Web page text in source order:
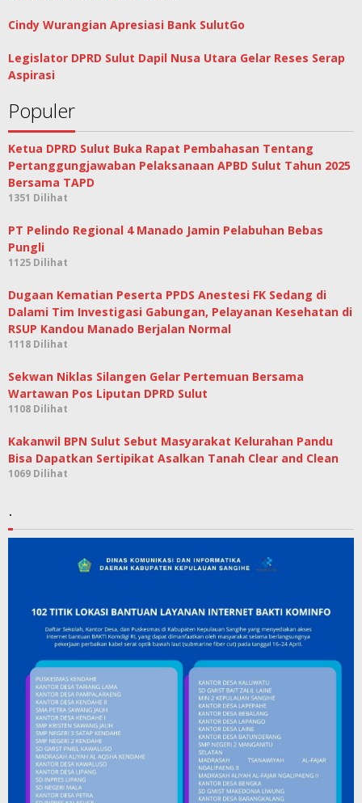
Cindy Wurangian Apresiasi Bank SulutGo
Legislator DPRD Sulut Dapil Nusa Utara Gelar Reses Serap
Aspirasi
Populer
Ketua DPRD Sulut Buka Rapat Pembahasan Tentang
Pertanggungjawaban Pelaksanaan APBD Sulut Tahun 2025
Bersama TAPD
1351 Dilihat
PT Pelindo Regional 4 Manado Jamin Pelabuhan Bebas
Pungli
1125 Dilihat
Dugaan Kematian Peserta PPDS Anestesi FK Sedang di
Dalami Tim Investigasi Gabungan, Pelayanan Kesehatan di
RSUP Kandou Manado Berjalan Normal
1118 Dilihat
Sekwan Niklas Silangen Gelar Pertemuan Bersama
Wartawan Pos Liputan DPRD Sulut
1108 Dilihat
Kakanwil BPN Sulut Sebut Masyarakat Kelurahan Pandu
Bisa Dapatkan Sertipikat Asalkan Tanah Clear and Clean
1069 Dilihat
.